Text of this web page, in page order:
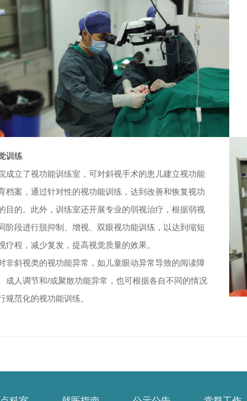
训练
成立了视功能训练室，可对斜视手术的患儿建立视功能
档案，通过针对性的视功能训练，达到改善和恢复视功
目的。此外，训练室还开展专业的弱视治疗，根据弱视
阶段进行脱抑制、增视、双眼视功能训练，以达到缩短
疗程，减少复发，提高视觉质量的效果。
非斜视类的视功能异常，如儿童眼动异常导致的阅读障
成人调节和/或聚散功能异常，也可根据各自不同的情况
规范化的视功能训练。